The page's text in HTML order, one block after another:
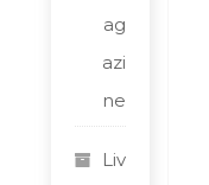
ag
azi
ne
Liv